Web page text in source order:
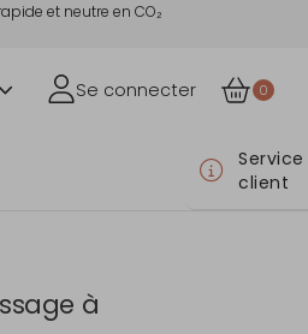
et neutre en CO₂
Se connecter 0
Service
client
à